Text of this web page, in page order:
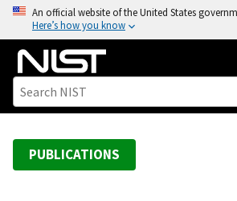
o
An official website of the United States
Here’s how you know
PUBLICATIONS